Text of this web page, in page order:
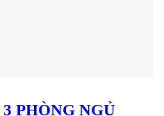
PHÒNG NGỦ